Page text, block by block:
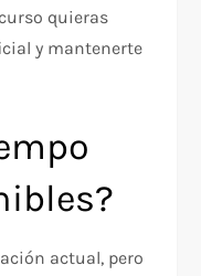
quieras
y mantenerte
actual, pero